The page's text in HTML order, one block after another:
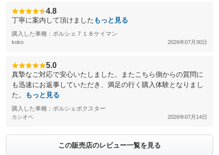
4.8
丁寧に案内して頂けました もっと見る
購入した車種：ポルシェ７１８ケイマン
koko 2026年07月30日
5.0
真摯なご対応で安心いたしました。またこちら側からの質問に
も迅速にお返事していただき、満足の行く購入体験となりまし
た。
もっと見る
購入した車種：ポルシェボクスター
カシオペ 2026年07月14日
この販売店のレビュー一覧を見る